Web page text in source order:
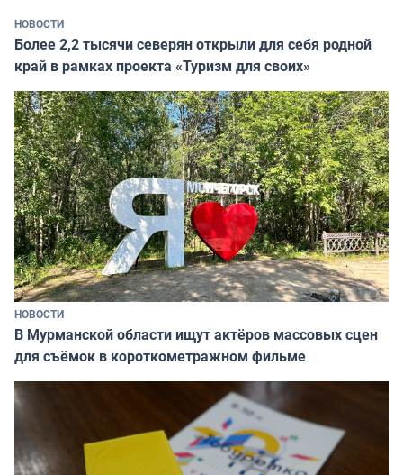
НОВОСТИ
Более 2,2 тысячи северян открыли для себя родной
край в рамках проекта «Туризм для своих»
НОВОСТИ
В Мурманской области ищут актёров массовых сцен
для съёмок в короткометражном фильме